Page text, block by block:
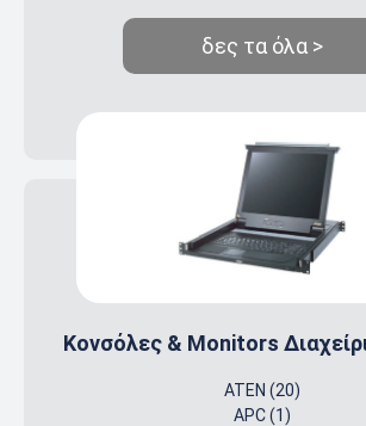
δες τα όλα >
Κονσόλες & Monitors
ATEN (20)
APC (1)